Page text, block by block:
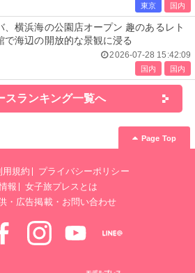
東京 国内
、横浜海の公園店オープン 趣のあるレト
で海辺の開放的な景観に浸る
2026-07-28 15:42:09
国内 国内
スランキング一覧へ
Page Top
用規約
プライバシーポリシー
報
女子旅プレスとは
・広告掲載・お問い合わせ
Facebook